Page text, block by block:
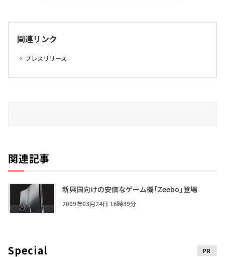
関連リンク
プレスリリース
関連記事
新興国向けの安価なゲーム機「Zeebo」登場
2009年03月24日 16時39分
Special PR